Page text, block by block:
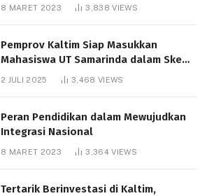
8 MARET 2023 3,838VIEWS
Pemprov Kaltim Siap Masukkan
Mahasiswa UT Samarinda dalam Skema
Bantuan Pendidikan Gratispol
2 JULI 2025 3,468 VIEWS
Peran Pendidikan dalam Mewujudkan
Integrasi Nasional
8 MARET 2023 3,364VIEWS
Tertarik Berinvestasi di Kaltim,